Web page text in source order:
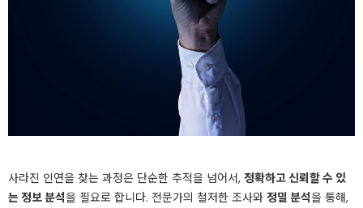
사라진 인연을 찾는 과정은 단순한 추적을 넘어서, 정확하고 신뢰할 수 있
는 정보 분석을 필요로 합니다. 전문가의 철저한 조사와 정밀 분석을 통해,